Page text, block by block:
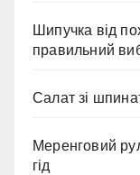
Шипучка від
правильний
Салат зі
Меренговий
гід